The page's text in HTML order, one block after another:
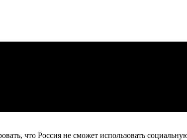
что Россия не сможет использовать